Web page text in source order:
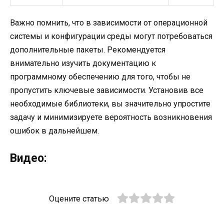
Важно помнить, что в зависимости от операционной
системы и конфигурации среды могут потребоваться
дополнительные пакеты. Рекомендуется
внимательно изучить документацию к
программному обеспечению для того, чтобы не
пропустить ключевые зависимости. Установив все
необходимые библиотеки, вы значительно упростите
задачу и минимизируете вероятность возникновения
ошибок в дальнейшем.
Видео:
Оцените статью